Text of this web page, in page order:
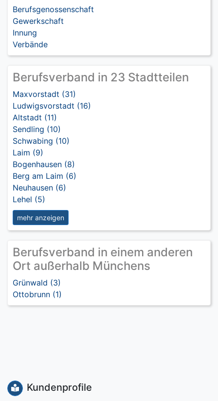
Berufsgenossenschaft
Gewerkschaft
Innung
Verbände
Berufsverband in 23 Stadtteilen
Maxvorstadt (31)
Ludwigsvorstadt (16)
Altstadt (11)
Sendling (10)
Schwabing (10)
Laim (9)
Bogenhausen (8)
Berg am Laim (6)
Neuhausen (6)
Lehel (5)
mehr anzeigen
Berufsverband in einem anderen
Ort außerhalb Münchens
Grünwald (3)
Ottobrunn (1)
Kundenprofile